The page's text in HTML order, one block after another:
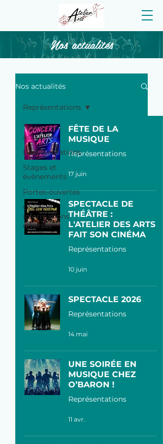
Nos actualités
Nos actualités
Toutes nos
actualités
Représentations
Stages et
évènements
Portes-ouvertes
Cours et
informations
diverses
Représentations
FÊTE DE LA
MUSIQUE
Représentations
17 juin
SPECTACLE DE
THÉÂTRE :
L'ATELIER DES ARTS
FAIT SON CINÉMA
Représentations
10 juin
SPECTACLE 2026
Représentations
14 mai
UNE SOIRÉE EN
MUSIQUE CHEZ
O’BARON !
Représentations
11 avr.